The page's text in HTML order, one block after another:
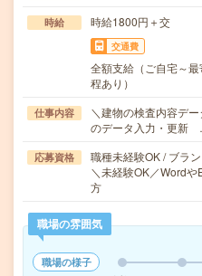
時給 時給1800円＋交
交通費
全額支給（ご自宅～
程あり）
仕事内容
＼建物の検査内容デ
のデータ入力・更新
応募資格
職種未経験OK / ブラ
＼未経験OK／Word
方
職場の雰囲気
職場の様子